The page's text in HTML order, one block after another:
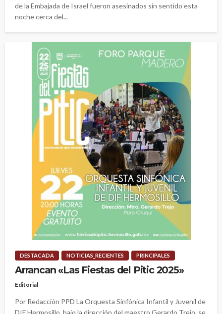
de la Embajada de Israel fueron asesinados sin sentido esta
noche cerca del...
DESTACADA NOTICIAS_RECIENTES PRINCIPALES
Arrancan «Las Fiestas del Pitic 2025»
Editorial
Por Redacción PPD La Orquesta Sinfónica Infantil y Juvenil de